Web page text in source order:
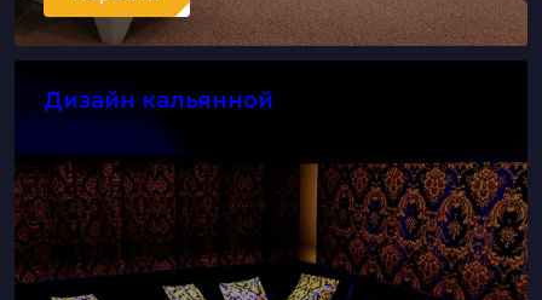
Дизайн кальянной